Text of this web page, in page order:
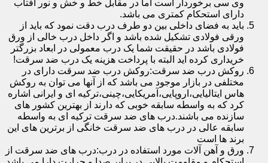
وی سی برخوردار است اما در مقابل خط و خش و نور آفتاب
دارای استحکام کمتری می باشد.
باید به فضای داخلی بین دو طرف درب دقت نمود که باید از
ورقی فولادی تشکیل شده باشد و اگر داخل درب خالی از ورق
فولادی باشد در حقیقت شما یک درب معمولی در ابعاد بزرگتر
خریداری کرده اید البته با پرداخت هزینه یک درب ضد سرقت!
روکش درب ضد سرقت:روکش درب ضد سرقت دارای در
مختلفی در بازار موجود می باشد که از آنها می توان به روکش
هاس ایتالیایی،اروپایی،آمریکایی،چینی،ترکیه ای و ایرانی اشاره
کرد که به واسطه سابقه خوبی که دارند از بهترین کشور های
سازنده می باشند.درب های ضد سرقت ترکیه ای به واسطه
سابقه عالی در درب های ضد سرقت خانگی از برترین های این
برند ها است
ورق و آهن آلات مورد استفاده در درب:درب های ضد سرقت از